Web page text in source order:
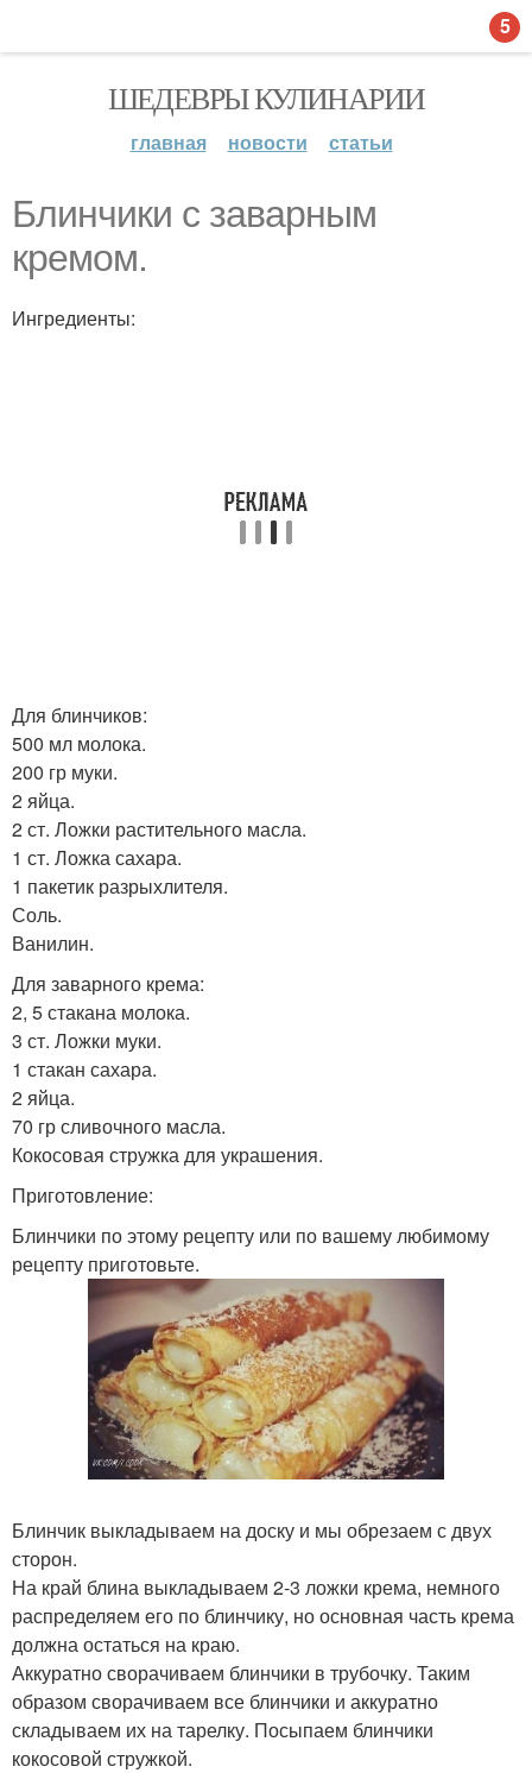
ШЕДЕВРЫ КУЛИНАРИИ
главная новости статьи
Блинчики с заварным
кремом.
Ингредиенты:
Для блинчиков:
500 мл молока.
200 гр муки.
2 яйца.
2 ст. Ложки растительного масла.
1 ст. Ложка сахара.
1 пакетик разрыхлителя.
Соль.
Ванилин.
Для заварного крема:
2, 5 стакана молока.
3 ст. Ложки муки.
1 стакан сахара.
2 яйца.
70 гр сливочного масла.
Кокосовая стружка для украшения.
Приготовление:
Блинчики по этому рецепту или по вашему любимому
рецепту приготовьте.
Блинчик выкладываем на доску и мы обрезаем с двух
сторон.
На край блина выкладываем 2-3 ложки крема, немного
распределяем его по блинчику, но основная часть крема
должна остаться на краю.
Аккуратно сворачиваем блинчики в трубочку. Таким
образом сворачиваем все блинчики и аккуратно
складываем их на тарелку. Посыпаем блинчики
кокосовой стружкой.
5